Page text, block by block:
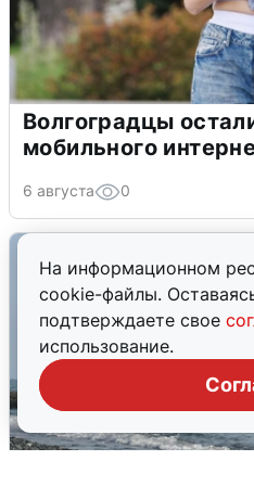
На информационном
cookie-файлы.
подтверждаете свое
использование.
Волгоградцы
мобильного
6 августа 0